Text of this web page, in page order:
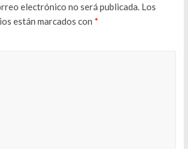
electrónico no será publicada. Los
están marcados con *